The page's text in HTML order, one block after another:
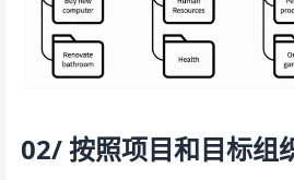
02/ 按照项目和目标组